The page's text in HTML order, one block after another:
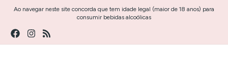
Ao navegar neste site concorda que tem idade legal (maior de 18 anos) para
consumir bebidas alcoólicas